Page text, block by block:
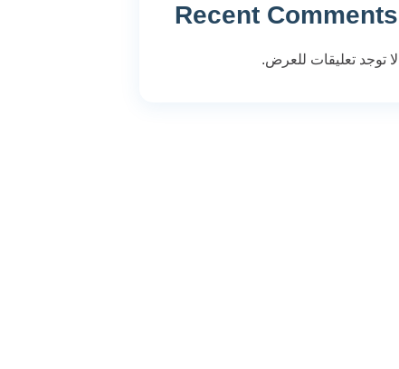
Recent Comments
لا توجد تعليقات للعرض.